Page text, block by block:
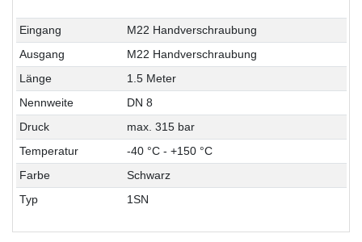
Eingang
M22 Handverschraubung
Ausgang
M22 Handverschraubung
Länge
1.5 Meter
Nennweite
DN 8
Druck
max. 315 bar
Temperatur
-40 °C - +150 °C
Farbe
Schwarz
Typ
1SN